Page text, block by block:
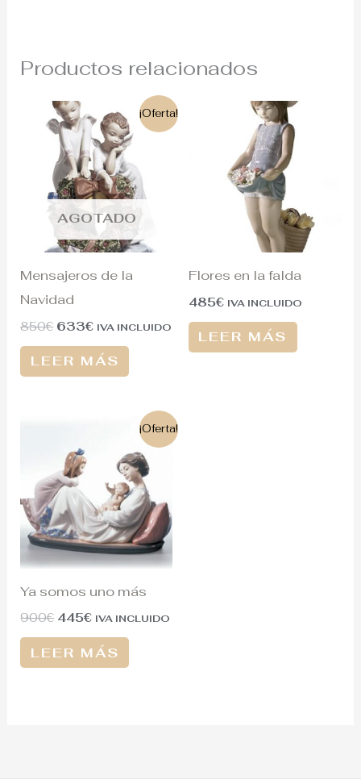
Productos relacionados
¡Oferta!
AGOTADO
Mensajeros de la
Navidad
850€
El
precio
original
era:
850€.
633€
precio
actual
es:
633€.
IVA INCLUIDO
LEER MÁS
Flores en la falda
485€ IVA INCLUIDO
LEER MÁS
¡Oferta!
Ya somos uno más
900€
original
era:
900€.
445€
actual
445€.
IVA INCLUIDO
LEER MÁS